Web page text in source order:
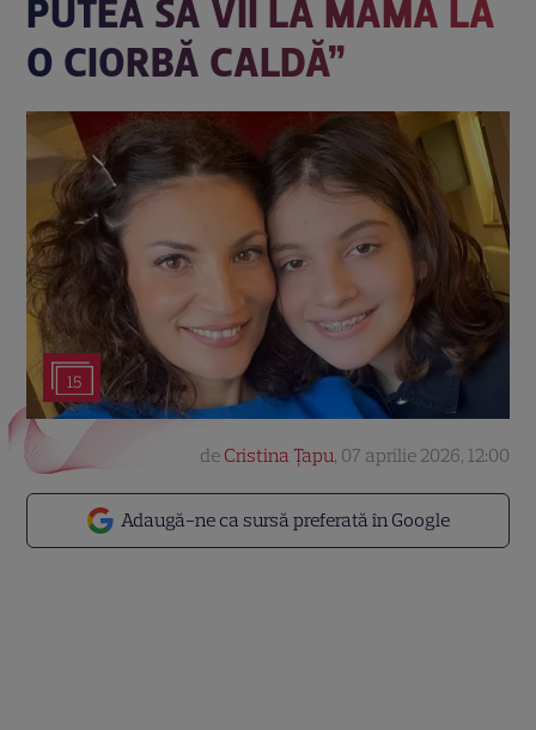
PUTEA SĂ VII LA MAMA LA
O CIORBĂ CALDĂ”
15
Adaugă-ne ca sursă preferată în Google
de Cristina Țapu, 07 aprilie 2026, 12:00